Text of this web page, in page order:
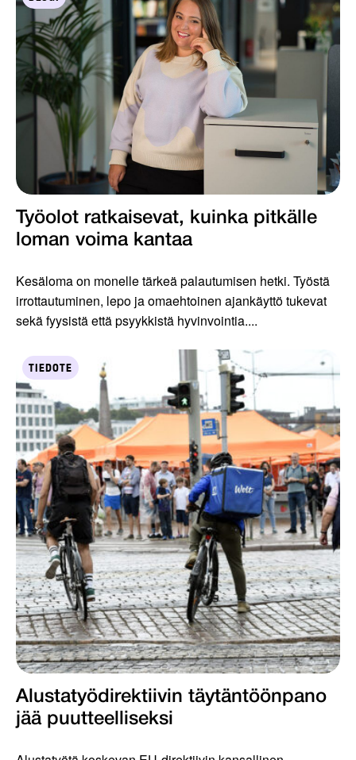
Työolot ratkaisevat, kuinka pitkälle
loman voima kantaa
Kesäloma on monelle tärkeä palautumisen hetki. Työstä
irrottautuminen, lepo ja omaehtoinen ajankäyttö tukevat
sekä fyysistä että psyykkistä hyvinvointia....
TIEDOTE
Alustatyödirektiivin täytäntöönpano
jää puutteelliseksi